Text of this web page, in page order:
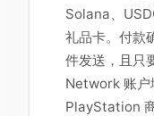
Solana、
礼品卡。付款
件发送，且只
Network 账户
PlayStation 商